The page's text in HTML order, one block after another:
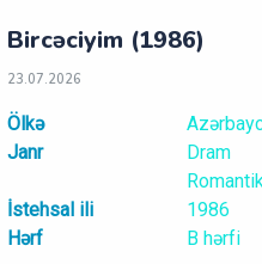
Bircəciyim (1986)
23.07.2026
Ölkə
Janr
Dram
İstehsal ili
1986
Hərf
B hərfi